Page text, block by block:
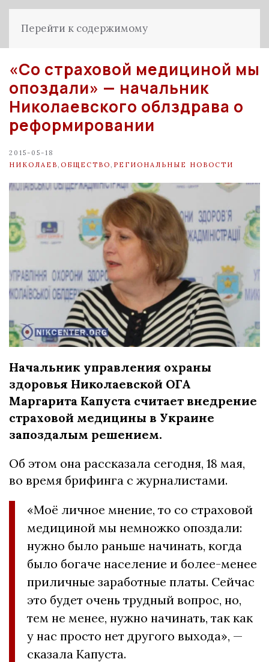
Перейти к содержимому
«Со страховой медициной мы
опоздали» — начальник
Николаевского облздрава о
реформировании
2015-05-18
НИКОЛАЕВ ОБЩЕСТВО РЕГИОНАЛЬНЫЕ НОВОСТИ
Начальник управления охраны
здоровья Николаевской ОГА
Маргарита Капуста считает внедрение
страховой медицины в Украине
запоздалым решением.
Об этом она рассказала сегодня, 18 мая,
во время брифинга с журналистами.
«Моё личное мнение, то со страховой
медициной мы немножко опоздали:
нужно было раньше начинать, когда
было богаче население и более-менее
приличные заработные платы. Сейчас
это будет очень трудный вопрос, но,
тем не менее, нужно начинать, так как
у нас просто нет другого выхода», —
сказала Капуста.